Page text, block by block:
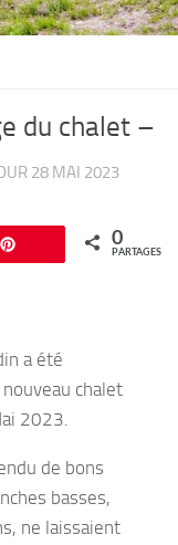
du chalet –
28 MAI 2023
Enregistrer 0
PARTAGES
a été
chalet
2023.
de bons
basses,
ne laissaient